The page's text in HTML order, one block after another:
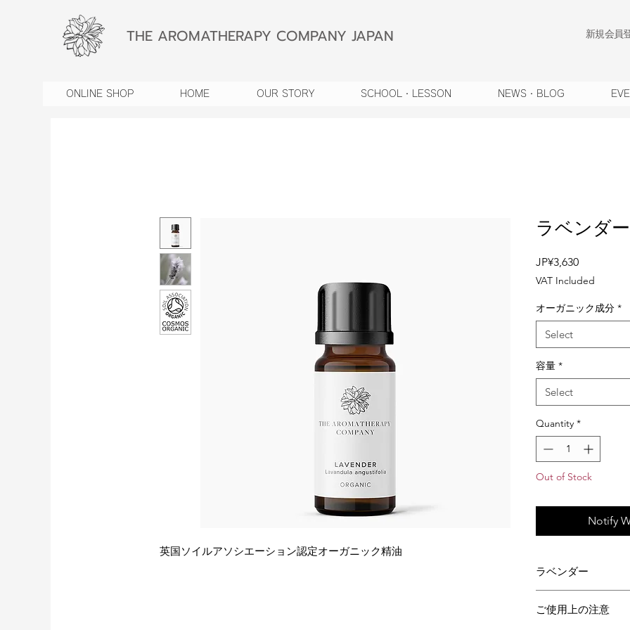
THE AROMATHERAPY COMPANY JAPAN 新規会員
ONLINE SHOP HOME OUR STORY SCHOOL・LESSON NEWS・BLOG
英国ソイルアソシエーション認定オーガニック精油
ラベンダー
JP¥3,630Price
VAT Included
オーガニック成分 *
Select
容量 *
Select
Quantity *
Out of Stock
Notify
ラベンダー
学名：Lavandula
ご使用上の注意